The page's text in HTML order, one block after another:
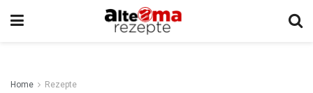
Home Rezepte